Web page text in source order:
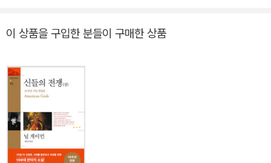
대명화가선》《수호별전》《서유기》《현실+꿈+유머: 린위탕 일대기》
외 다수가 있으며, 한국 고전 군사문헌을 현대어로 국역한 《문종진
이 상품을 구입한 분들이 구매한 상품